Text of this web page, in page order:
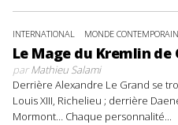
INTERNATIONAL MONDE CONTEMPORAIN
Le Mage du Kremlin
parMathieu Salami
Derrière Alexandre Le Grand se
Louis XIII, Richelieu ; derrière
Mormont… Chaque personnalité...